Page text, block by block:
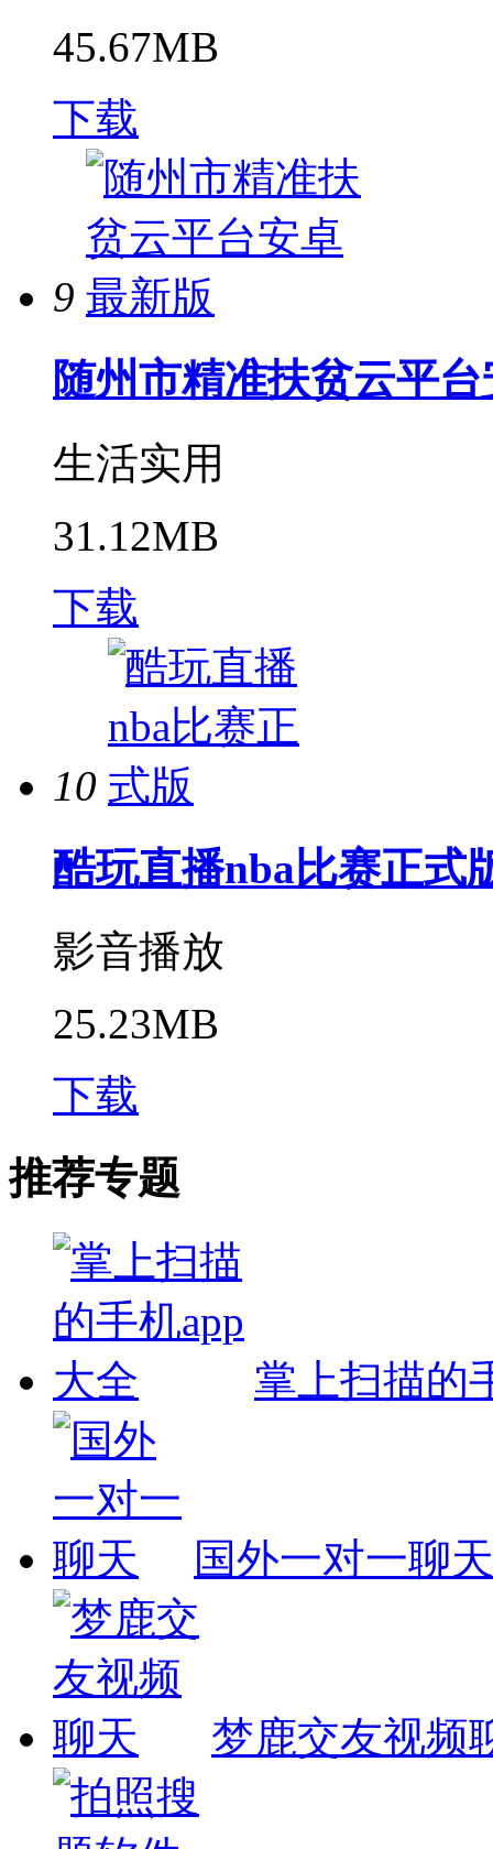
45.67MB
下载
9
随州市精准扶贫云平
生活实用
31.12MB
下载
10
酷玩直播nba比赛正式
影音播放
25.23MB
下载
推荐专题
掌上扫描的
国外一对一聊天
梦鹿交友视频